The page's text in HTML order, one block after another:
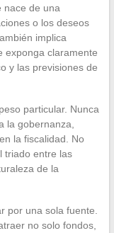
nace de una
o los deseos
implica
exponga claramente
y las previsiones de
particular. Nunca
la gobernanza,
la fiscalidad. No
triado entre las
de la
por una sola fuente.
no solo fondos,